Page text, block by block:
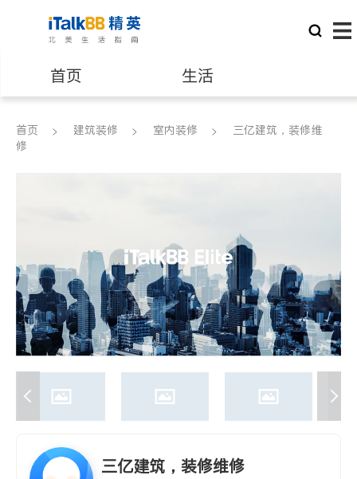
首页 生活
医生 律师
建筑装修
首页 建筑装修 室内装修
三亿建筑，装修维
修
三亿建筑，装修维修